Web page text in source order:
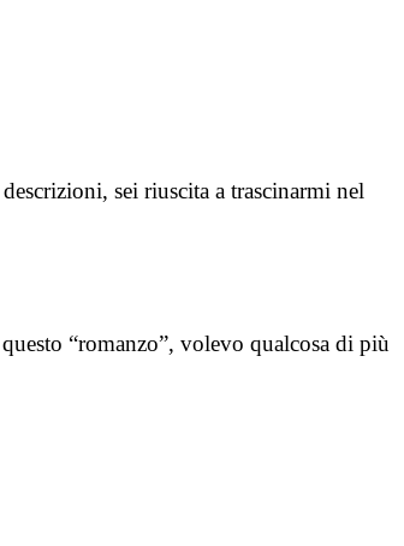
sei riuscita a trascinarmi nel
“romanzo”, volevo qualcosa di più